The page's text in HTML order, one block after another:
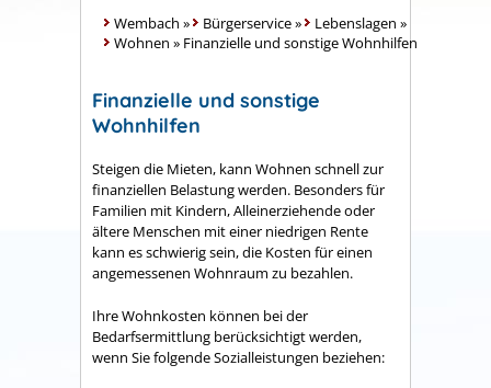
Wembach » Bürgerservice» Lebenslagen »
Wohnen » Finanzielle und sonstige Wohnhilfen
Finanzielle und sonstige
Wohnhilfen
Steigen die Mieten, kann Wohnen schnell zur
finanziellen Belastung werden. Besonders für
Familien mit Kindern, Alleinerziehende oder
ältere Menschen mit einer niedrigen Rente
kann es schwierig sein, die Kosten für einen
angemessenen Wohnraum zu bezahlen.
Ihre Wohnkosten können bei der
Bedarfsermittlung berücksichtigt werden,
wenn Sie folgende Sozialleistungen beziehen: